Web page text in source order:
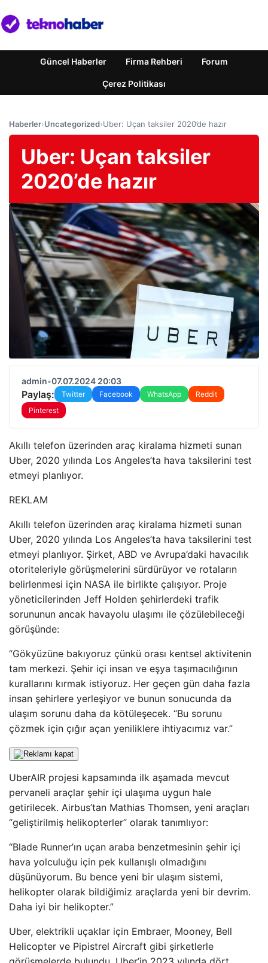
Güncel Haberler Firma Rehberi Forum
Çerez Politikası
Haberler›Uncategorized›Uber: Uçan taksiler 2020’de hazır
Uber: Uçan taksiler
2020’de hazır
admin•07.07.2024 20:03
Paylaş: Twitter Facebook WhatsApp
Reddit
Pinterest
Akıllı telefon üzerinden araç kiralama hizmeti sunan
Uber, 2020 yılında Los Angeles’ta hava taksilerini test
etmeyi planlıyor.
REKLAM
Akıllı telefon üzerinden araç kiralama hizmeti sunan
Uber, 2020 yılında Los Angeles’ta hava taksilerini test
etmeyi planlıyor. Şirket, ABD ve Avrupa’daki havacılık
otoriteleriyle görüşmelerini sürdürüyor ve rotaların
belirlenmesi için NASA ile birlikte çalışıyor. Proje
yöneticilerinden Jeff Holden şehirlerdeki trafik
sorununun ancak havayolu ulaşımı ile çözülebileceği
görüşünde:
“Gökyüzüne bakıyoruz çünkü orası kentsel aktivitenin
tam merkezi. Şehir içi insan ve eşya taşımacılığının
kurallarını kırmak istiyoruz. Her geçen gün daha fazla
insan şehirlere yerleşiyor ve bunun sonucunda da
ulaşım sorunu daha da kötüleşecek. “Bu sorunu
çözmek için çığır açan yeniliklere ihtiyacımız var.”
UberAIR projesi kapsamında ilk aşamada mevcut
pervaneli araçlar şehir içi ulaşıma uygun hale
getirilecek. Airbus’tan Mathias Thomsen, yeni araçları
“geliştirilmiş helikopterler” olarak tanımlıyor:
“Blade Runner’ın uçan araba benzetmesinin şehir içi
hava yolculuğu için pek kullanışlı olmadığını
düşünüyorum. Bu bence yeni bir ulaşım sistemi,
helikopter olarak bildiğimiz araçlarda yeni bir devrim.
Daha iyi bir helikopter.”
Uber, elektrikli uçaklar için Embraer, Mooney, Bell
Helicopter ve Pipistrel Aircraft gibi şirketlerle